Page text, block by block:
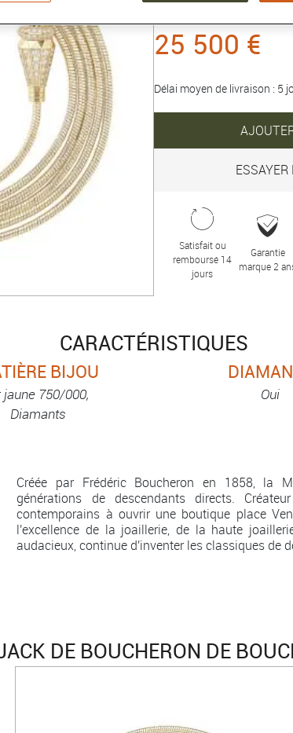
25 500 €
Délai moyen de livraison : 5
Satisfait ou
remboursé 14
jours
Garantie
marque 2
CARACTÉRISTIQUES
BIJOU
jaune 750/000,
Diamants
Oui
Créée par Frédéric Boucheron en 1858, la
générations de descendants directs.
contemporains à ouvrir une boutique place
l'excellence de la joaillerie, de la haute
audacieux, continue d'inventer les classiques de
DE BOUCHERON DE